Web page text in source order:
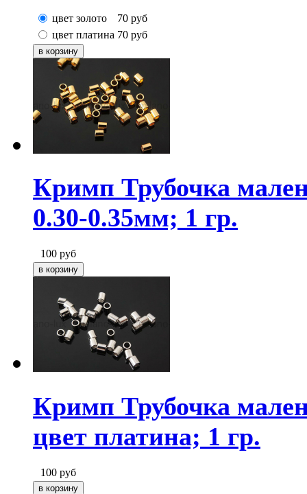
цвет золото 70 руб
цвет платина 70 руб
Кримп Трубочка
0.30-0.35мм; 1 гр.
100 руб
Кримп Трубочка
цвет платина; 1 гр.
100 руб